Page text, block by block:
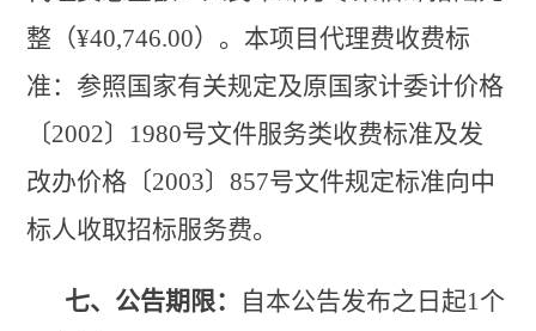
整（¥40,746.00）。本项目代理费收费标
准： 参照国家有关规定及原国家计委计价格
〔2002〕 1980号文件服务类收费标准及发
改办价格 〔2003〕857号文件规定标准向中
标人收取招标服务费。
七、公告期限： 自本公告发布之日起1个